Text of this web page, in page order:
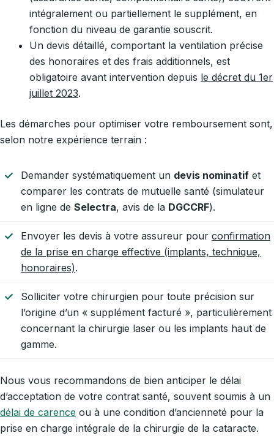
intégralement ou partiellement le supplément, en
fonction du niveau de garantie souscrit.
Un devis détaillé, comportant la ventilation précise
des honoraires et des frais additionnels, est
obligatoire avant intervention depuis le décret du 1er
juillet 2023.
Les démarches pour optimiser votre remboursement sont,
selon notre expérience terrain :
Demander systématiquement un devis nominatif et
comparer les contrats de mutuelle santé (simulateur
en ligne de Selectra, avis de la DGCCRF).
Envoyer les devis à votre assureur pour confirmation
de la prise en charge effective (implants, technique,
honoraires).
Solliciter votre chirurgien pour toute précision sur
l’origine d’un « supplément facturé », particulièrement
concernant la chirurgie laser ou les implants haut de
gamme.
Nous vous recommandons de bien anticiper le délai
d’acceptation de votre contrat santé, souvent soumis à un
délai de carence ou à une condition d’ancienneté pour la
prise en charge intégrale de la chirurgie de la cataracte.